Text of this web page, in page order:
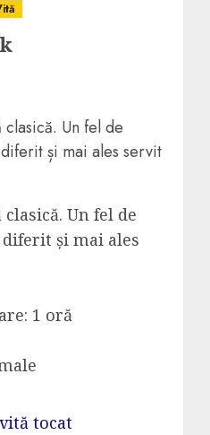
Un fel de
și mai ales servit
Un fel de
și mai ales
1 oră
tocat